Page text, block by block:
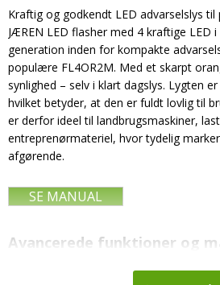
Kraftig og godkendt LED advarselslys
JÆREN LED flasher med 4 kraftige LED
generation inden for kompakte
populære FL4OR2M. Med et skarpt
synlighed – selv i klart dagslys. Lygten
hvilket betyder, at den er fuldt lovlig til
er derfor ideel til landbrugsmaskiner,
entreprenørmateriel, hvor tydelig
afgørende.
SE MANUAL
Avancerede funktioner og